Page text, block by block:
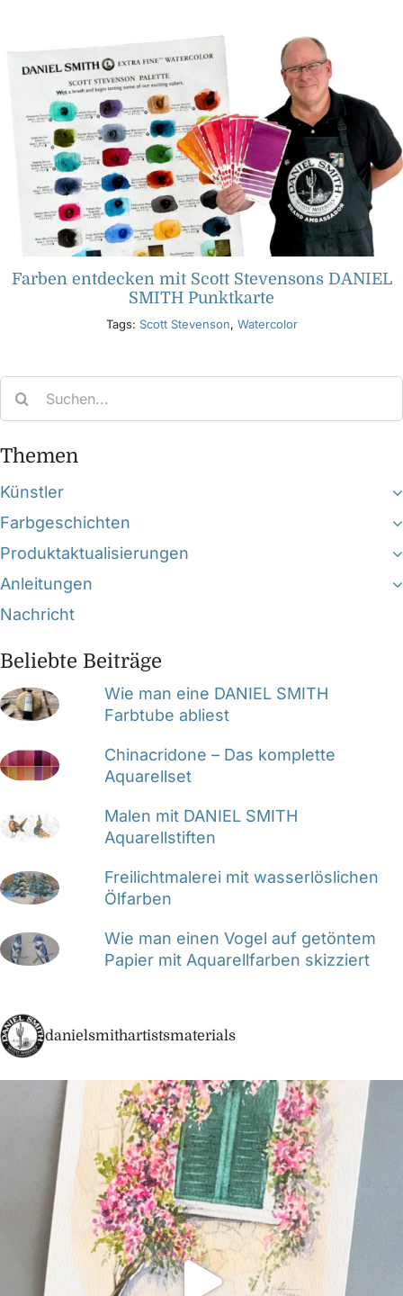
Produkte
Veranstaltungen
Blog
Ressourcen
Händler finden
Abonnieren
Farben entdecken mit Scott Stevensons DANIEL
SMITH Punktkarte
Tags: Scott Stevenson, Watercolor
Themen
Künstler
Farbgeschichten
Produktaktualisierungen
Anleitungen
Nachricht
Beliebte Beiträge
Wie man eine DANIEL SMITH
Farbtube abliest
Chinacridone – Das komplette
Aquarellset
Malen mit DANIEL SMITH
Aquarellstiften
Freilichtmalerei mit wasserlöslichen
Ölfarben
Wie man einen Vogel auf getöntem
Papier mit Aquarellfarben skizziert
danielsmithartistsmaterials